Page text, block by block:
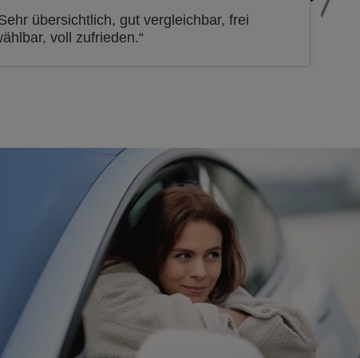
übersichtlich, gut vergleichbar, frei
voll zufrieden.“